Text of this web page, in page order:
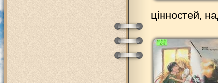
цінностей,